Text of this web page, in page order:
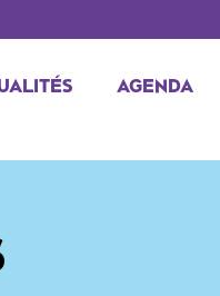
AGENDA